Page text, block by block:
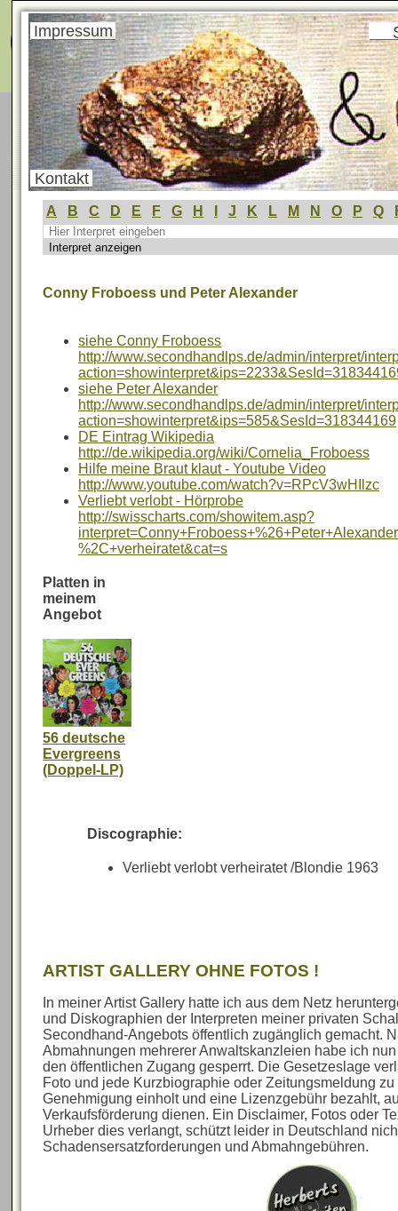
Menü
Impressum
Kontakt
A B C D E F G H J K L M N O P Q
Conny Froboess und Peter Alexander
siehe Conny Froboess
http://www.secondhandlps.de/admin/interpret/
siehe Peter Alexander
http://www.secondhandlps.de/admin/interpret/
action=showinterpret&ips=585&SesId=318344169
DE Eintrag Wikipedia
http://de.wikipedia.org/wiki/Cornelia_Froboess
Hilfe meine Braut klaut - Youtube Video
http://www.youtube.com/watch?v=RPcV3wHIlzc
Verliebt verlobt - Hörprobe
http://swisscharts.com/showitem.asp?
%2C+verheiratet&cat=s
Platten in
meinem
Angebot
56 deutsche
Evergreens
(Doppel-LP)
Discographie:
Verliebt verlobt verheiratet /Blondie 1963
ARTIST GALLERY OHNE FOTOS !
In meiner Artist Gallery hatte ich aus dem Netz
und Diskographien der Interpreten meiner privaten
Secondhand-Angebots öffentlich zugänglich gemacht.
Abmahnungen mehrerer Anwaltskanzleien habe ich
den öffentlichen Zugang gesperrt. Die Gesetzeslage
Foto und jede Kurzbiographie oder Zeitungsmeldung
Genehmigung einholt und eine Lizenzgebühr bezahlt,
Verkaufsförderung dienen. Ein Disclaimer, Fotos oder
Urheber dies verlangt, schützt leider in Deutschland
Schadensersatzforderungen und Abmahngebühren.